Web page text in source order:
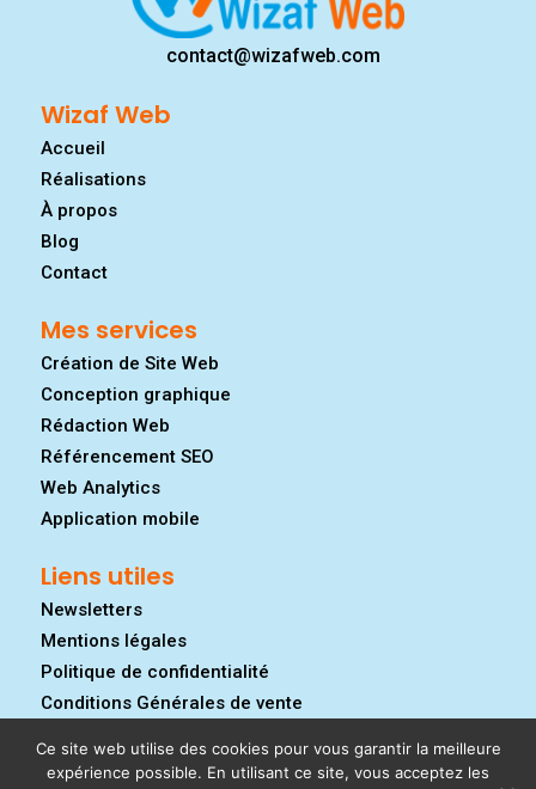
contact@wizafweb.com
Wizaf Web
Accueil
Réalisations
À propos
Blog
Contact
Mes services
Création de Site Web
Conception graphique
Rédaction Web
Référencement SEO
Web Analytics
Application mobile
Liens utiles
Newsletters
Mentions légales
Politique de confidentialité
Conditions Générales de vente
Ce site web utilise des cookies pour vous garantir la meilleure
expérience possible. En utilisant ce site, vous acceptez les